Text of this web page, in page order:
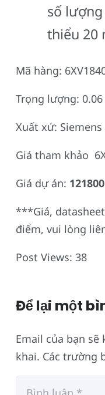
số
thiểu 20
Mã hàng:
Trọng lượng:
Xuất xứ: Siemens
Giá tham khảo
Giá dự án:
***Giá,
điểm, vui lòng
Post Views: 38
Để lại một
Email của bạn
khai. Các trường